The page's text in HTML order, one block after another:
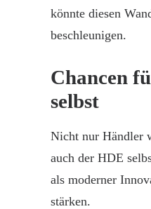
könnte diesen
beschleunigen.
Chancen
selbst
Nicht nur Händler
auch der HDE
als moderner
stärken.